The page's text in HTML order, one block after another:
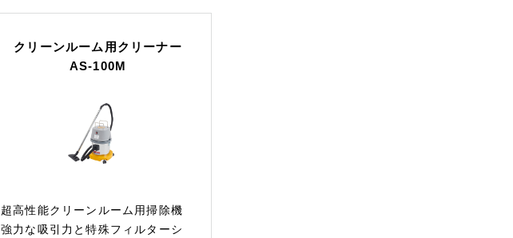
クリーンルーム用クリーナー
AS-100M
超高性能クリーンルーム用掃除機
強力な吸引力と特殊フィルターシ